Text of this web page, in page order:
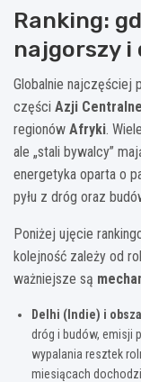
Ranking:
najgorszy i
Globalnie najczęściej
części Azji
regionów Afryki.
ale „stali bywalcy”
energetyka oparta o
pyłu z dróg oraz
Poniżej ujęcie
kolejność zależy od
ważniejsze są
Delhi (Indie) i
dróg i budów, emisji
wypalania resztek
miesiącach